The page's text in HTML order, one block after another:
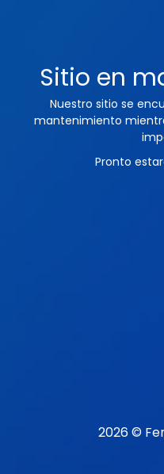
Sitio en
Nuestro sitio se
mantenimiento
Pronto
2026 ©